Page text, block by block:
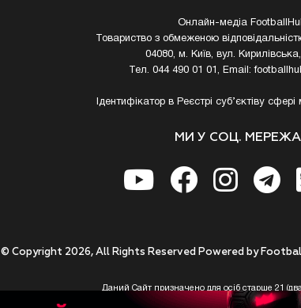
Онлайн-медіа
Товариство з обмеженою
04080, м. Київ, вул.
Тел. 044 490 01 01, Email:
Ідентифікатор в Реєстрі суб’єктіву
МИ У СОЦ.
© Copyright 2026, All Rights Reserved Powered by
Даний Сайт призначено для осіб старше 21
Приступаючи до використання https://footballhub.ua, Користувач